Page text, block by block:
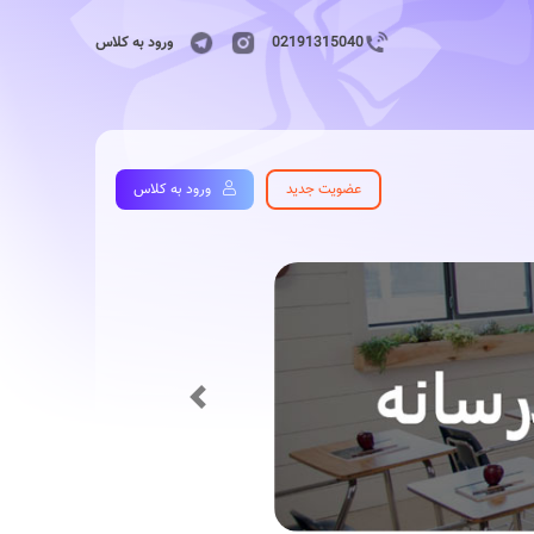
02191315040 ورود به کلاس
عضویت جدید ورود به کلاس
Previous